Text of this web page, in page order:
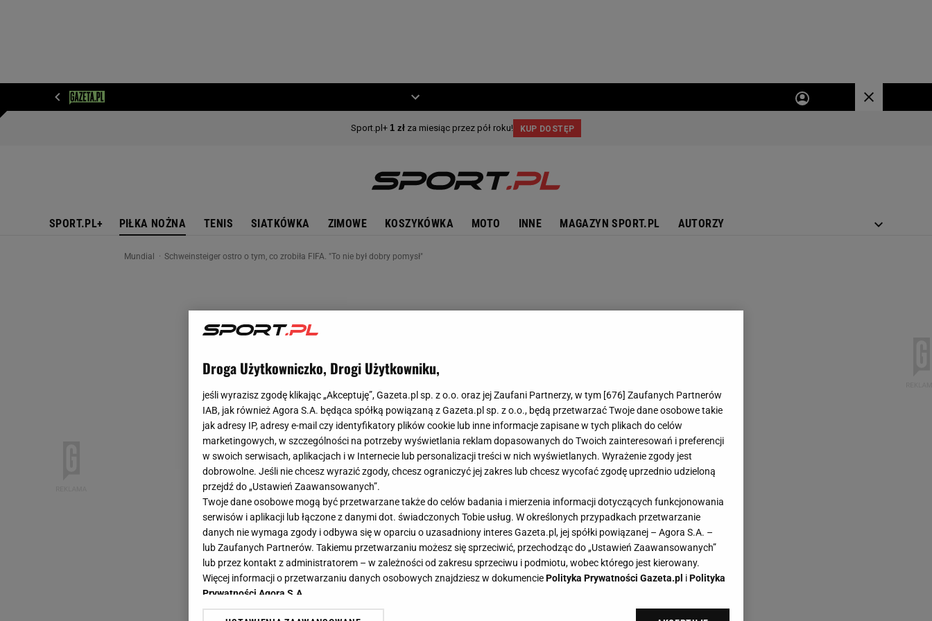
SPORT.PL+ PIŁKA NOŻNA TENIS SIATKÓWKA ZIMOWE KOSZYKÓWKA MOTO INNE MAGAZYN SPORT.PL AUTORZY
Mundial Schweinsteiger ostro o tym, co zrobiła FIFA. "To nie był dobry pomysł"
Droga Użytkowniczko, Drogi Użytkowniku,
jeśli wyrazisz zgodę klikając „Akceptuję”, Gazeta.pl sp. z o.o. oraz jej Zaufani Partnerzy, w tym [676] Zaufanych Partnerów
IAB, jak również Agora S.A. będąca spółką powiązaną z Gazeta.pl sp. z o.o., będą przetwarzać Twoje dane osobowe takie
jak adresy IP, adresy e-mail czy identyfikatory plików cookie lub inne informacje zapisane w tych plikach do celów
marketingowych, w szczególności na potrzeby wyświetlania reklam dopasowanych do Twoich zainteresowań i preferencji
w swoich serwisach, aplikacjach i w Internecie lub personalizacji treści w nich wyświetlanych. Wyrażenie zgody jest
dobrowolne. Jeśli nie chcesz wyrazić zgody, chcesz ograniczyć jej zakres lub chcesz wycofać zgodę uprzednio udzieloną
przejdź do „Ustawień Zaawansowanych”.
Twoje dane osobowe mogą być przetwarzane także do celów badania i mierzenia informacji dotyczących funkcjonowania
serwisów i aplikacji lub łączone z danymi dot. świadczonych Tobie usług. W określonych przypadkach przetwarzanie
danych nie wymaga zgody i odbywa się w oparciu o uzasadniony interes Gazeta.pl, jej spółki powiązanej – Agora S.A. –
lub Zaufanych Partnerów. Takiemu przetwarzaniu możesz się sprzeciwić, przechodząc do „Ustawień Zaawansowanych”
lub przez kontakt z administratorem – w zależności od zakresu sprzeciwu i podmiotu, wobec którego jest kierowany.
Więcej informacji o przetwarzaniu danych osobowych znajdziesz w dokumenciePolityka Prywatności Gazeta.pl iPolityka
Prywatności Agora S.A.